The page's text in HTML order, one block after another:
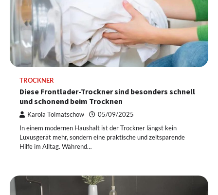
TROCKNER
Diese Frontlader-Trockner sind besonders schnell
und schonend beim Trocknen
Karola Tolmatschow 05/09/2025
In einem modernen Haushalt ist der Trockner längst kein
Luxusgerät mehr, sondern eine praktische und zeitsparende
Hilfe im Alltag. Während…